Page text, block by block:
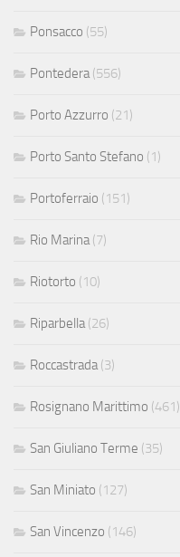
Ponsacco (55)
Pontedera (556)
Porto Azzurro (21)
Porto Santo Stefano (1)
Portoferraio (151)
Rio Marina (7)
Riotorto (10)
Riparbella (26)
Roccastrada (3)
Rosignano Marittimo (461)
San Giuliano Terme (35)
San Miniato (127)
San Vincenzo (146)